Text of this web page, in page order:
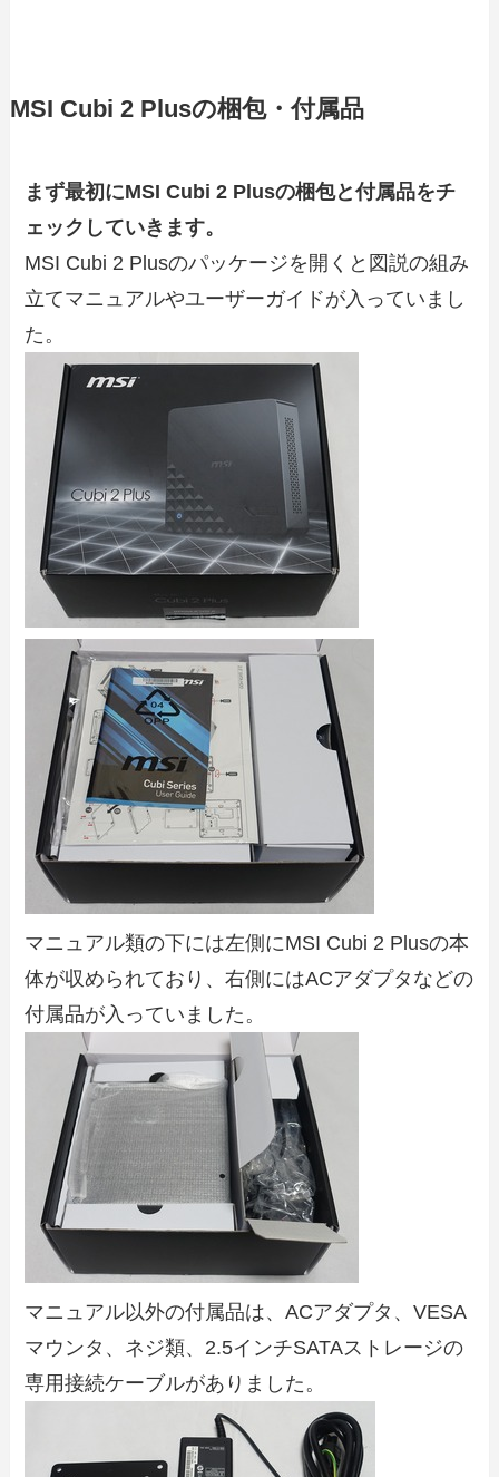
MSI Cubi 2 Plusの梱包・付属品
まず最初にMSI Cubi 2 Plusの梱包と付属品をチ
ェックしていきます。
MSI Cubi 2 Plusのパッケージを開くと図説の組み
立てマニュアルやユーザーガイドが入っていまし
た。
マニュアル類の下には左側にMSI Cubi 2 Plusの本
体が収められており、右側にはACアダプタなどの
付属品が入っていました。
マニュアル以外の付属品は、ACアダプタ、VESA
マウンタ、ネジ類、2.5インチSATAストレージの
専用接続ケーブルがありました。